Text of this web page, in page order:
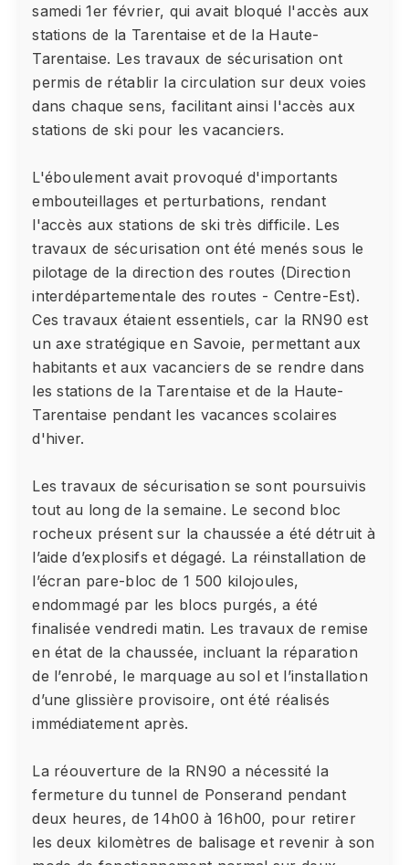
samedi 1er février, qui avait bloqué l'accès aux
stations de la Tarentaise et de la Haute-
Tarentaise. Les travaux de sécurisation ont
permis de rétablir la circulation sur deux voies
dans chaque sens, facilitant ainsi l'accès aux
stations de ski pour les vacanciers.
L'éboulement avait provoqué d'importants
embouteillages et perturbations, rendant
l'accès aux stations de ski très difficile. Les
travaux de sécurisation ont été menés sous le
pilotage de la direction des routes (Direction
interdépartementale des routes - Centre-Est).
Ces travaux étaient essentiels, car la RN90 est
un axe stratégique en Savoie, permettant aux
habitants et aux vacanciers de se rendre dans
les stations de la Tarentaise et de la Haute-
Tarentaise pendant les vacances scolaires
d'hiver.
Les travaux de sécurisation se sont poursuivis
tout au long de la semaine. Le second bloc
rocheux présent sur la chaussée a été détruit à
l’aide d’explosifs et dégagé. La réinstallation de
l’écran pare-bloc de 1 500 kilojoules,
endommagé par les blocs purgés, a été
finalisée vendredi matin. Les travaux de remise
en état de la chaussée, incluant la réparation
de l’enrobé, le marquage au sol et l’installation
d’une glissière provisoire, ont été réalisés
immédiatement après.
La réouverture de la RN90 a nécessité la
fermeture du tunnel de Ponserand pendant
deux heures, de 14h00 à 16h00, pour retirer
les deux kilomètres de balisage et revenir à son